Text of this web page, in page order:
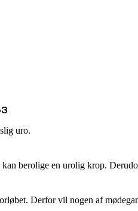
uro.
berolige en urolig krop.
Derfor vil nogen af